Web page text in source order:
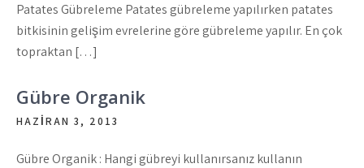
Patates Gübreleme Patates gübreleme yapılırken patates
bitkisinin gelişim evrelerine göre gübreleme yapılır. En çok
topraktan […]
Gübre Organik
HAZIRAN 3, 2013
Gübre Organik : Hangi gübreyi kullanırsanız kullanın